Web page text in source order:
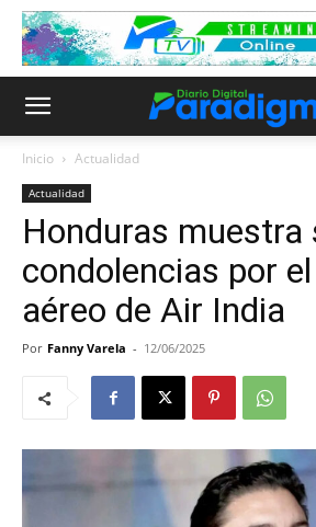
Inicio Actualidad
Actualidad
Honduras muestra
condolencias por
aéreo de Air India
Por Fanny Varela - 12/06/2025